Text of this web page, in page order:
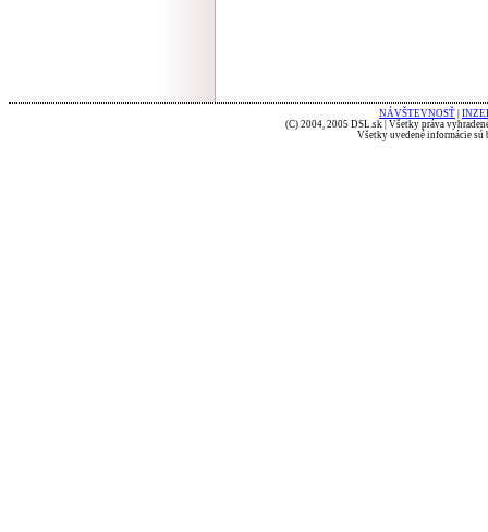
NÁVŠTEVNOSŤ
(C) 2004, 2005 DSL.sk | Všetky práva
Všetky uvedené informácie sú